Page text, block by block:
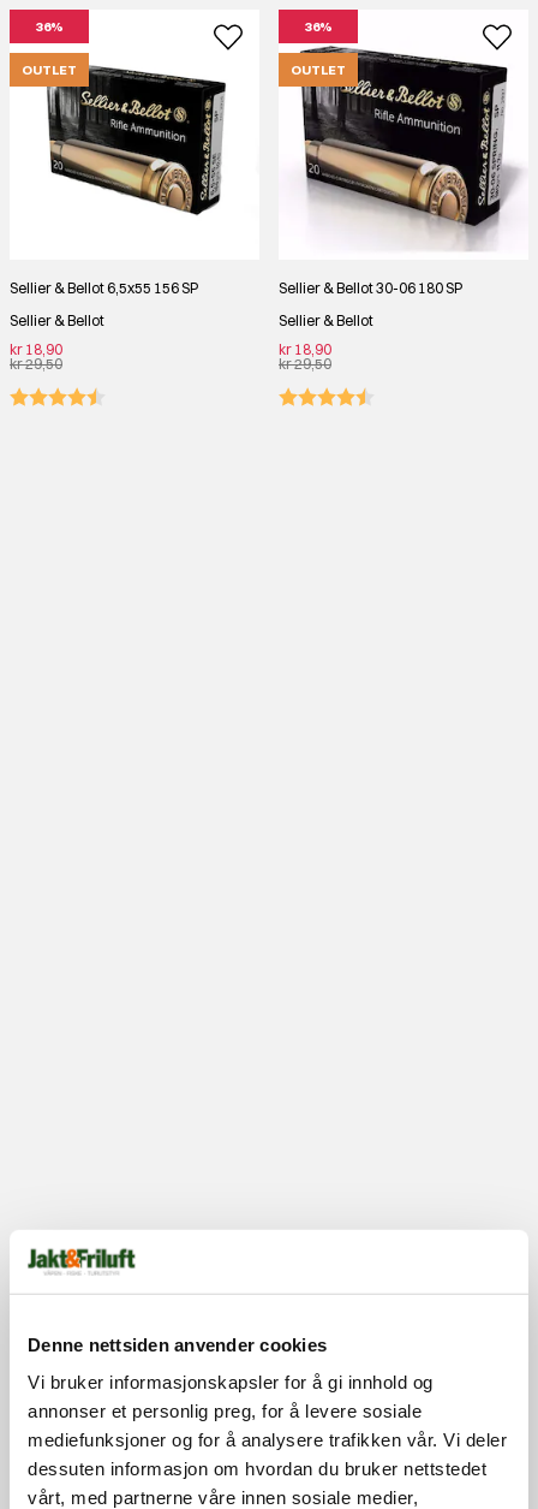
Denne nettsiden anvender cookies
Vi bruker informasjonskapsler for å gi innhold og
annonser et personlig preg, for å levere sosiale
mediefunksjoner og for å analysere trafikken vår. Vi deler
dessuten informasjon om hvordan du bruker nettstedet
vårt, med partnerne våre innen sosiale medier,
36%
OUTLET
Sellier & Bellot 6,5x55 156 SP
Sellier & Bellot
kr 18,90
kr 29,50
36%
OUTLET
Sellier & Bellot 30-06 180 SP
Sellier & Bellot
kr 18,90
kr 29,50